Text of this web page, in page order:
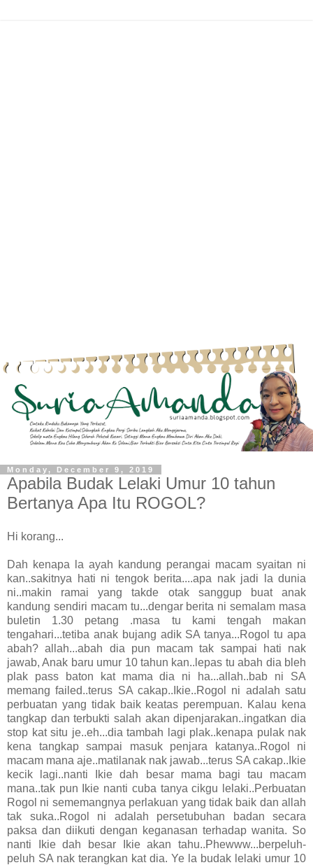
Monday, December 9, 2019
Apabila Budak Lelaki Umur 10 tahun
Bertanya Apa Itu ROGOL?
Hi korang...
Dah kenapa la ayah kandung perangai macam syaitan ni
kan..sakitnya hati ni tengok berita....apa nak jadi la dunia
ni..makin ramai yang takde otak sanggup buat anak
kandung sendiri macam tu...dengar berita ni semalam masa
buletin 1.30 petang .masa tu kami tengah makan
tengahari...tetiba anak bujang adik SA tanya...Rogol tu apa
abah? allah...abah dia pun macam tak sampai hati nak
jawab, Anak baru umur 10 tahun kan..lepas tu abah dia bleh
plak pass baton kat mama dia ni ha...allah..bab ni SA
memang failed..terus SA cakap..Ikie..Rogol ni adalah satu
perbuatan yang tidak baik keatas perempuan. Kalau kena
tangkap dan terbukti salah akan dipenjarakan..ingatkan dia
stop kat situ je..eh...dia tambah lagi plak..kenapa pulak nak
kena tangkap sampai masuk penjara katanya..Rogol ni
macam mana aje..matilanak nak jawab...terus SA cakap..Ikie
kecik lagi..nanti Ikie dah besar mama bagi tau macam
mana..tak pun Ikie nanti cuba tanya cikgu lelaki..Perbuatan
Rogol ni sememangnya perlakuan yang tidak baik dan allah
tak suka..Rogol ni adalah persetubuhan badan secara
paksa dan diikuti dengan keganasan terhadap wanita. So
nanti Ikie dah besar Ikie akan tahu..Phewww...berpeluh-
peluh SA nak terangkan kat dia. Ye la budak lelaki umur 10